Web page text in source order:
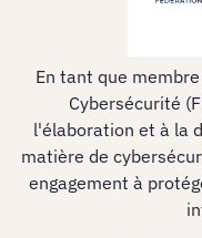
En tant que
Cybersécurité
l'élaboration et à la
matière de
engagement à